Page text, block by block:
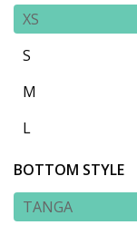
XS
S
M
L
BOTTOM STYLE
TANGA